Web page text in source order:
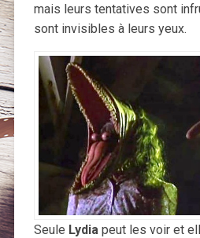
mais leurs tentatives sont
sont invisibles à leurs yeux.
Seule Lydiapeut les voir et